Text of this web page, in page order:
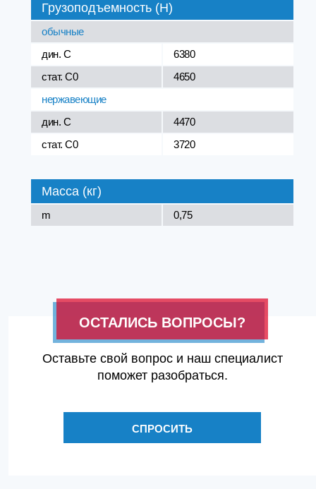
Грузоподъемность (Н)
обычные
дин. C
6380
стат. C0
4650
нержавеющие
дин. C
4470
стат. C0
3720
Масса (кг)
m 0,75
ОСТАЛИСЬ ВОПРОСЫ?
Оставьте свой вопрос и наш специалист
поможет разобраться.
СПРОСИТЬ